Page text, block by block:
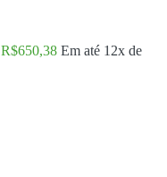
R$650,38 Em até 12x de